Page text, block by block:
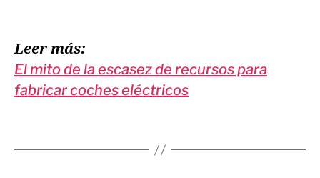
Leer más:
El mito de la escasez de recursos para
fabricar coches eléctricos